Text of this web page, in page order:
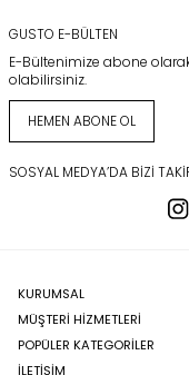
GUSTO E-BÜLTEN
E-Bültenimize abone
olabilirsiniz.
HEMEN ABONE OL
SOSYAL MEDYA’DA BIZI
KURUMSAL
MÜŞTERI HIZMETLERI
POPÜLER KATEGORILER
İLETİŞİM